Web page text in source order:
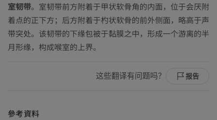
室韧带。室韧带前方附着于甲状软骨角的内面，位于会厌附
着点的正下方；后方附着于杓状软骨的前外侧面，略高于声
带突处。该韧带的下缘包被于黏膜之中，形成一个游离的半
月形缘，构成喉室的上界。
这些翻译有问题吗？ 报告
參考資料